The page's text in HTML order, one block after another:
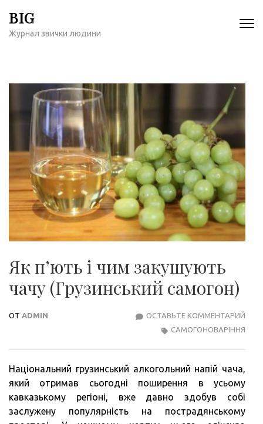
содержимому
BIG
Журнал звички людини
Як п’ють і чим закушують
чачу (Грузинський самогон)
ОТ ADMIN ОСТАВЬТЕ КОММЕНТАРИЙ
САМОГОНОВАРІННЯ
Національний грузинський алкогольний напій чача,
який отримав сьогодні поширення в усьому
кавказькому регіоні, вже давно здобув собі
заслужену популярність на пострадянському